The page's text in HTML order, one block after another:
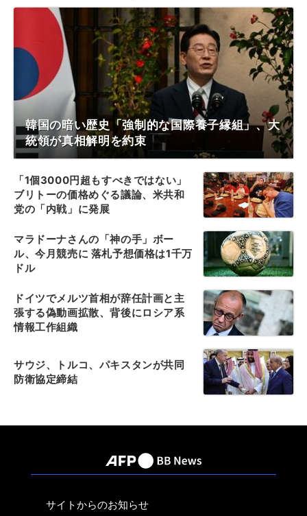
韓国の暗い歴史「強制的な国際養子縁組」、大
統領が真相解明を約束
「1個3000円超もすべきではない」
ブリトーの価格めぐる議論、米共和
党の「内戦」に発展
マラドーナさんの「神の手」ボー
ル、今月競売に 落札予想価格は1千万
ドル
ドイツでメルツ首相が辞任計画と主
張する偽動画拡散、背後にロシア系
情報工作組織
サウジ、トルコ、パキスタンが共同
防衛協定締結
サイトからのお知らせ